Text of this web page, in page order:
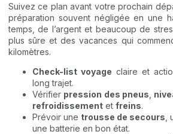
Suivez ce plan avant votre prochain
préparation souvent négligée en une
temps, de l’argent et beaucoup de
plus sûre et des vacances qui
kilomètres.
Check-list voyage claire et
long trajet.
Vérifier pression des pneus
refroidissement et freins.
Prévoir une trousse de secours
une batterie en bon état.